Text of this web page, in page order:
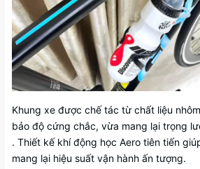
Khung xe được chế tác từ chất liệu
bảo độ cứng chắc, vừa mang lại trọng
. Thiết kế khí động học Aero tiên tiến
mang lại hiệu suất vận hành ấn tượng.